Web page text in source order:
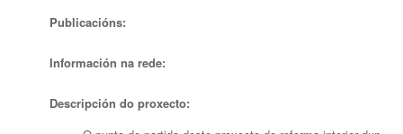
Publicacións:
Información na rede:
Descripción do proxecto: